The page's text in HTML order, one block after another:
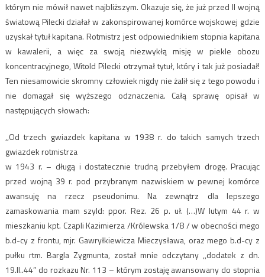
którym nie mówił nawet najbliższym. Okazuje się, że już przed II wojną
światową Pilecki działał w zakonspirowanej komórce wojskowej gdzie
uzyskał tytuł kapitana. Rotmistrz jest odpowiednikiem stopnia kapitana
w kawalerii, a więc za swoją niezwykłą misję w piekle obozu
koncentracyjnego, Witold Pilecki otrzymał tytuł, który i tak już posiadał!
Ten niesamowicie skromny człowiek nigdy nie żalił się z tego powodu i
nie domagał się wyższego odznaczenia. Całą sprawę opisał w
następujących słowach:
,,Od trzech gwiazdek kapitana w 1938 r. do takich samych trzech
gwiazdek rotmistrza
w 1943 r. – długą i dostatecznie trudną przebyłem drogę. Pracując
przed wojną 39 r. pod przybranym nazwiskiem w pewnej komórce
awansuję na rzecz pseudonimu. Na zewnątrz dla lepszego
zamaskowania mam szyld: ppor. Rez. 26 p. uł. (…)W lutym 44 r. w
mieszkaniu kpt. Czapli Kazimierza /Królewska 1/8 / w obecności mego
b.d-cy z frontu, mjr. Gawryłkiewicza Mieczysława, oraz mego b.d-cy z
pułku rtm. Bargla Zygmunta, został mnie odczytany ,,dodatek z dn.
19.II..44” do rozkazu Nr. 113 – którym zostaję awansowany do stopnia